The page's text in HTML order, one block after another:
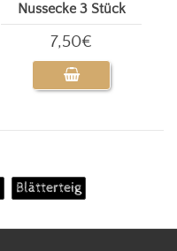
Nussecke 3 Stück
7,50€
Blätterteig